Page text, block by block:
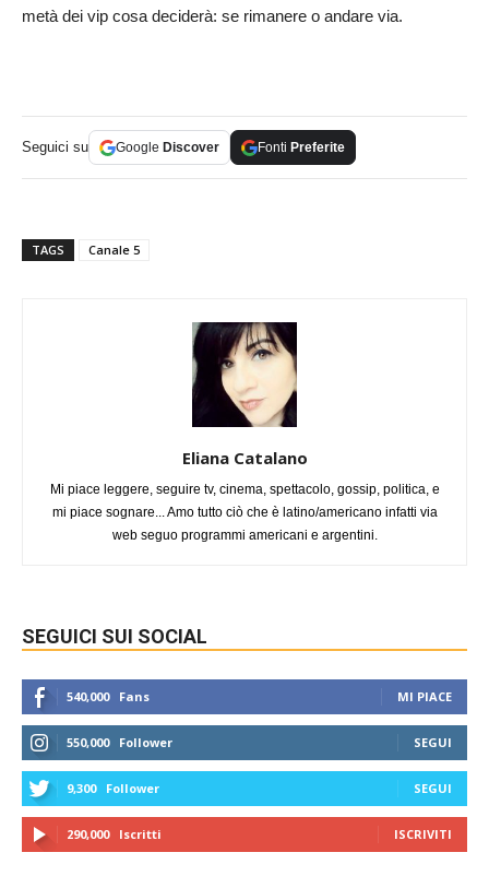
metà dei vip cosa deciderà: se rimanere o andare via.
Seguici su Google Discover Fonti Preferite
TAGS Canale 5
Eliana Catalano
Mi piace leggere, seguire tv, cinema, spettacolo, gossip, politica, e
mi piace sognare... Amo tutto ciò che è latino/americano infatti via
web seguo programmi americani e argentini.
SEGUICI SUI SOCIAL
540,000 Fans MI PIACE
550,000 Follower SEGUI
9,300 Follower SEGUI
290,000 Iscritti ISCRIVITI